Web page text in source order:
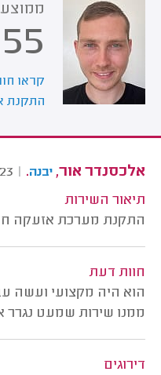
ממוצע
קראו
התקנת
אלכסנדר אור, יבנה.
|
תיאור השירות
התקנת מערכת אזעקה
חוות דעת
הוא היה מקצועי ועשה
ממנו שירות שמעט נגרר
דירוגים